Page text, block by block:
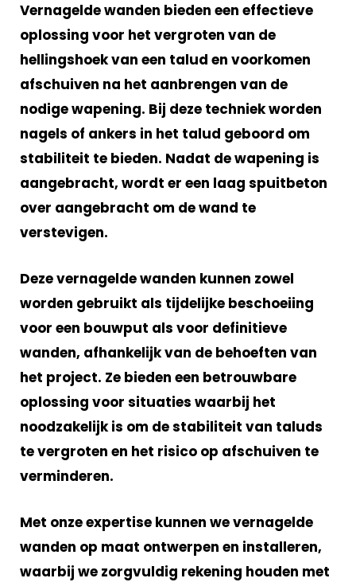
Vernagelde wanden bieden een effectieve
oplossing voor het vergroten van de
hellingshoek van een talud en voorkomen
afschuiven na het aanbrengen van de
nodige wapening. Bij deze techniek worden
nagels of ankers in het talud geboord om
stabiliteit te bieden. Nadat de wapening is
aangebracht, wordt er een laag spuitbeton
over aangebracht om de wand te
verstevigen.
Deze vernagelde wanden kunnen zowel
worden gebruikt als tijdelijke beschoeiing
voor een bouwput als voor definitieve
wanden, afhankelijk van de behoeften van
het project. Ze bieden een betrouwbare
oplossing voor situaties waarbij het
noodzakelijk is om de stabiliteit van taluds
te vergroten en het risico op afschuiven te
verminderen.
Met onze expertise kunnen we vernagelde
wanden op maat ontwerpen en installeren,
waarbij we zorgvuldig rekening houden met